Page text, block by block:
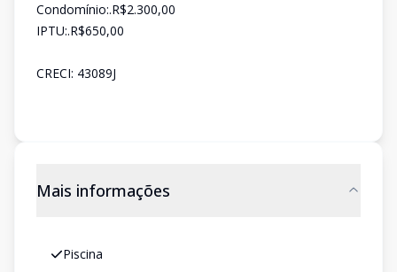
Condomínio:.R$2.300,00
IPTU:.R$650,00
CRECI: 43089J
Mais informações
Piscina